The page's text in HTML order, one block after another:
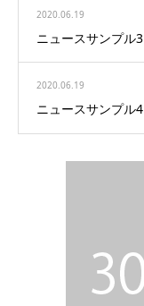
2020.06.19
ニュースサンプル3
2020.06.19
ニュースサンプル4